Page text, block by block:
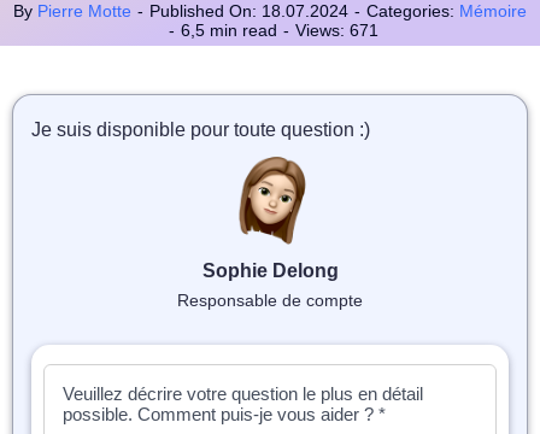
📝
By Pierre Motte - Published On: 18.07.2024 - Categories: Mémoire
- 6,5 min read - Views: 671
Je suis disponible pour toute question :)
Sophie Delong
Responsable de compte